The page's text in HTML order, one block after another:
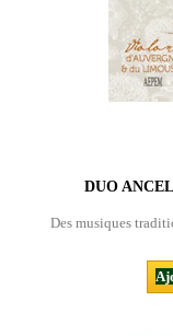
DUO
Des musiques